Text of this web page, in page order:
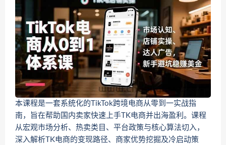
本课程是一套系统化的TikTok跨境电商从零到一实战指
南，旨在帮助国内卖家快速上手TK电商并出海盈利。课程
从宏观市场分析、热卖类目、平台政策与核心算法切入，
深入解析TK电商的变现路径、商家优势挖掘及冷启动策